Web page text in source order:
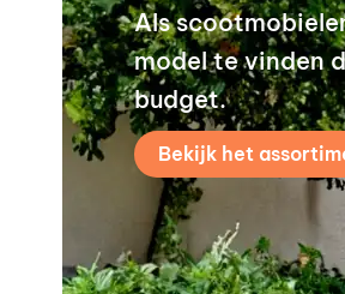
Als
model te vinden
budget.
Bekijk het